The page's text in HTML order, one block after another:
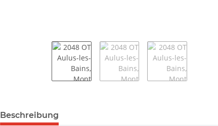
weitere Registerkarten anzeigen
Beschreibung